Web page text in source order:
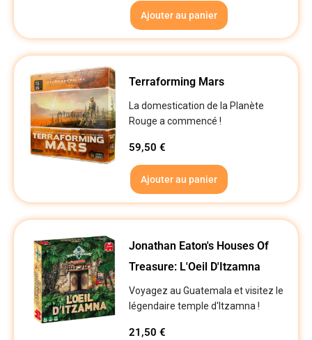
Ajouter au panier
Terraforming Mars
La domestication de la Planète
Rouge a commencé !
59,50€
Ajouter au panier
Jonathan Eaton's Houses Of
Treasure: L'Oeil D'Itzamna
Voyagez au Guatemala et visitez le
légendaire temple d'Itzamna !
21,50€